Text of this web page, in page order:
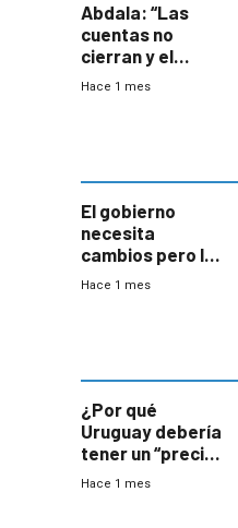
Abdala: “Las
cuentas no
cierran y el
balance del
Hace 1 mes
El gobierno
necesita
cambios pero los
ministros tienen
Hace 1 mes
¿Por qué
Uruguay debería
tener un “precio
único” en los
Hace 1 mes